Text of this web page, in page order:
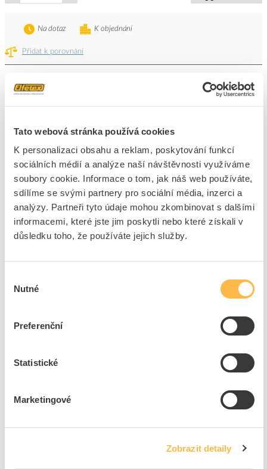
Tato webová stránka používá cookies
K personalizaci obsahu a reklam, poskytování funkcí
sociálních médií a analýze naší návštěvnosti využíváme
soubory cookie. Informace o tom, jak náš web používáte,
sdílíme se svými partnery pro sociální média, inzerci a
analýzy. Partneři tyto údaje mohou zkombinovat s dalšími
informacemi, které jste jim poskytli nebo které získali v
důsledku toho, že používáte jejich služby.
souhlasu
Nutné
Preferenční
Statistické
Marketingové
Zobrazit detaily
Přidat k porovnání
K objednání
Na dotaz
DEHN Svodič BXT BAS EX blitzductor
Značka
DEHN
Cena s DPH 1 285,95 Kč/ks
ks do košíku
Přidat k porovnání
K objednání
Na dotaz
Přidat k porovnání
DEHN Jiskřiště 920000 DSFS ochranné
10.060.730